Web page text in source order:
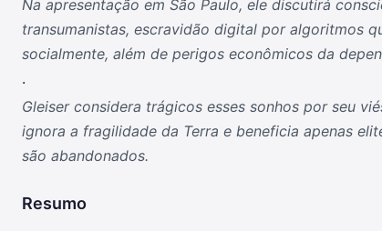
Na apresentação em São Paulo, ele discutirá
transumanistas, escravidão digital por algoritmos
socialmente, além de perigos econômicos da
.
Gleiser considera trágicos esses sonhos por seu
ignora a fragilidade da Terra e beneficia apenas
são abandonados.
Resumo